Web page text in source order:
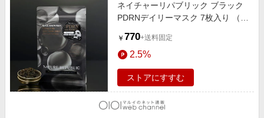
ネイチャーリパブリック ブラック
PDRNデイリーマスク 7枚入り （韓
￥ 770+送料固定
2.5%
ストアにすすむ